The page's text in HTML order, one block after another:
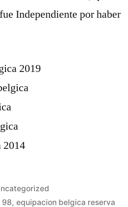
Independiente por haber
98,equipacion belgica reserva